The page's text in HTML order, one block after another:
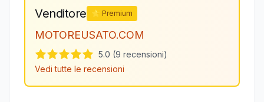
Venditore ⭐ Premium
MOTOREUSATO.COM
5.0 (9 recensioni)
Vedi tutte le recensioni